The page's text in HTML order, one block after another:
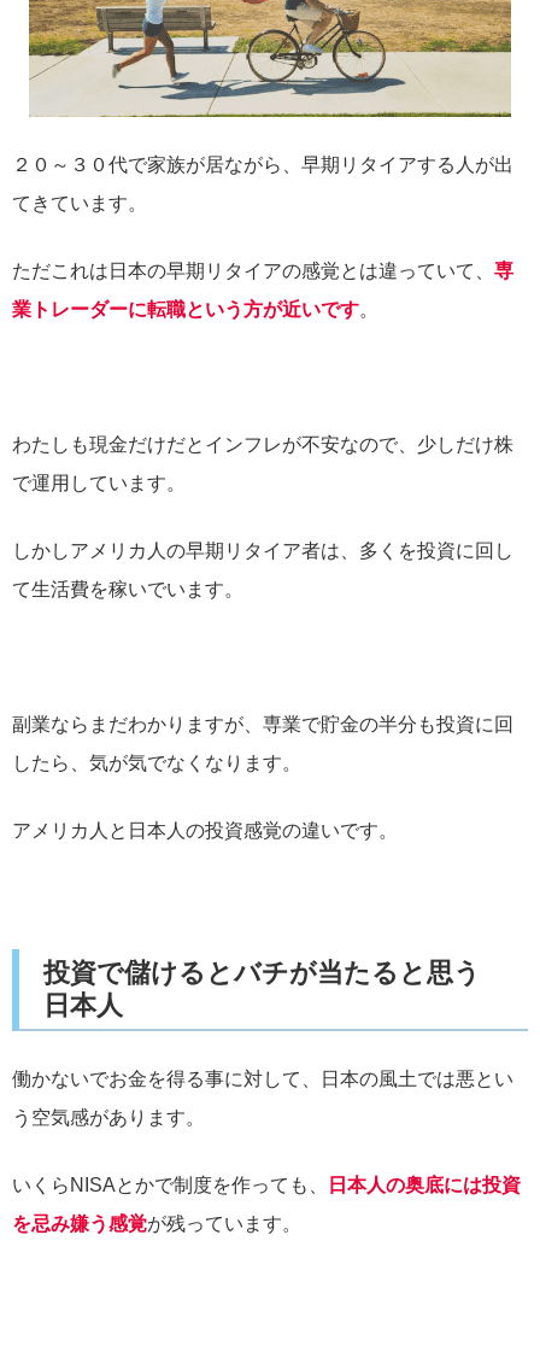
２０～３０代で家族が居ながら、早期リタイアする人が出
てきています。
ただこれは日本の早期リタイアの感覚とは違っていて、 専
業トレーダーに転職という方が近いです。
わたしも現金だけだとインフレが不安なので、少しだけ株
で運用しています。
しかしアメリカ人の早期リタイア者は、多くを投資に回し
て生活費を稼いでいます。
副業ならまだわかりますが、専業で貯金の半分も投資に回
したら、気が気でなくなります。
アメリカ人と日本人の投資感覚の違いです。
投資で儲けるとバチが当たると思う
日本人
働かないでお金を得る事に対して、日本の風土では悪とい
う空気感があります。
いくらNISAとかで制度を作っても、
日本人の奥底には投資
を忌み嫌う感覚が残っています。